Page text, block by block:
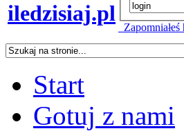
iledzisiaj.pl
Zapomniałeś
Start
Gotuj z nami